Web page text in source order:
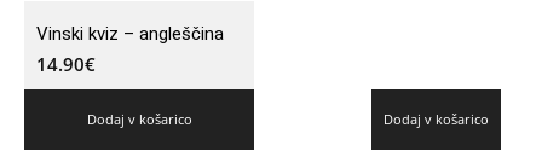
Vinski kviz – angleščina
14.90€
Dodaj v košarico Dodaj v košarico